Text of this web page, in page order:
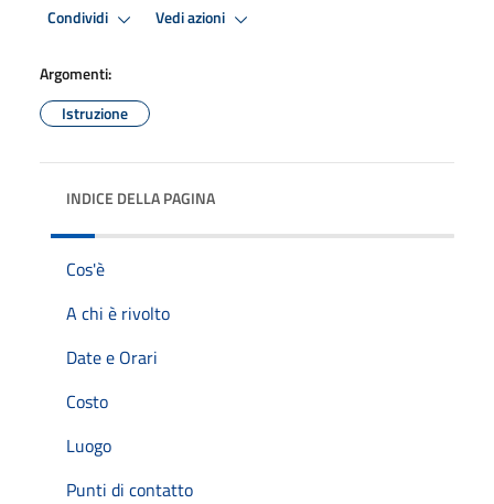
Condividi Vedi azioni
Argomenti:
Istruzione
INDICE DELLA PAGINA
Cos'è
A chi è rivolto
Date e Orari
Costo
Luogo
Punti di contatto